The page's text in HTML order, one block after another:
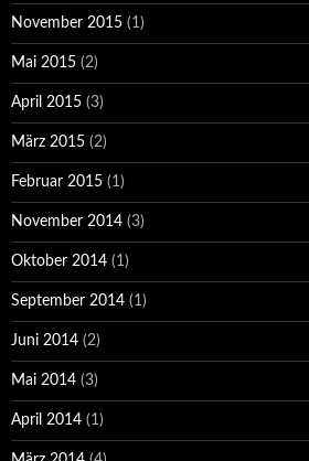
November 2015 (1)
Mai 2015 (2)
April 2015 (3)
März 2015 (2)
Februar 2015 (1)
November 2014 (3)
Oktober 2014 (1)
September 2014 (1)
Juni 2014 (2)
Mai 2014 (3)
April 2014 (1)